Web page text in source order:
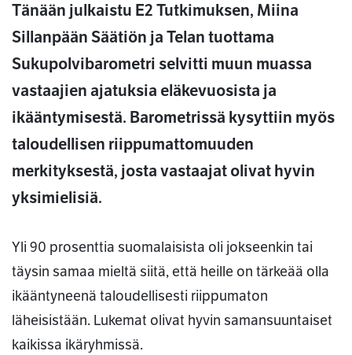
Tänään julkaistu E2 Tutkimuksen, Miina
Sillanpään Säätiön ja Telan tuottama
Sukupolvibarometri selvitti muun muassa
vastaajien ajatuksia eläkevuosista ja
ikääntymisestä. Barometrissä kysyttiin myös
taloudellisen riippumattomuuden
merkityksestä, josta vastaajat olivat hyvin
yksimielisiä.
Yli 90 prosenttia suomalaisista oli jokseenkin tai
täysin samaa mieltä siitä, että heille on tärkeää olla
ikääntyneenä taloudellisesti riippumaton
läheisistään. Lukemat olivat hyvin samansuuntaiset
kaikissa ikäryhmissä.